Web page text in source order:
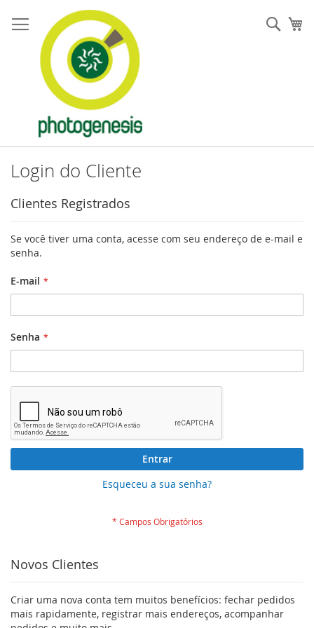
para
o
conteúdo
Login do Cliente
Clientes Registrados
Se você tiver uma conta, acesse com seu endereço de e-mail e
senha.
E-mail
Senha
Entrar
Esqueceu a sua senha?
Novos Clientes
Criar uma nova conta tem muitos benefícios: fechar pedidos
mais rapidamente, registrar mais endereços, acompanhar